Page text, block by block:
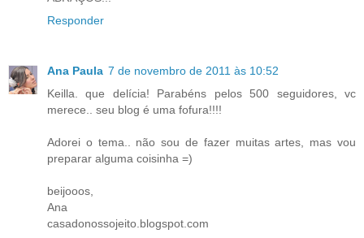
Responder
Ana Paula 7 de novembro de 2011 às 10:52
Keilla. que delícia! Parabéns pelos 500 seguidores, vc
merece.. seu blog é uma fofura!!!!
Adorei o tema.. não sou de fazer muitas artes, mas vou
preparar alguma coisinha =)
beijooos,
Ana
casadonossojeito.blogspot.com